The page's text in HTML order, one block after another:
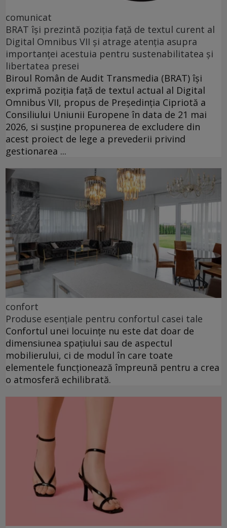
comunicat
BRAT își prezintă poziția față de textul curent al
Digital Omnibus VII și atrage atenția asupra
importanței acestuia pentru sustenabilitatea și
libertatea presei
Biroul Român de Audit Transmedia (BRAT) își
exprimă poziția față de textul actual al Digital
Omnibus VII, propus de Președinția Cipriotă a
Consiliului Uniunii Europene în data de 21 mai
2026, si susține propunerea de excludere din
acest proiect de lege a prevederii privind
gestionarea ...
confort
Produse esențiale pentru confortul casei tale
Confortul unei locuințe nu este dat doar de
dimensiunea spațiului sau de aspectul
mobilierului, ci de modul în care toate
elementele funcționează împreună pentru a crea
o atmosferă echilibrată.